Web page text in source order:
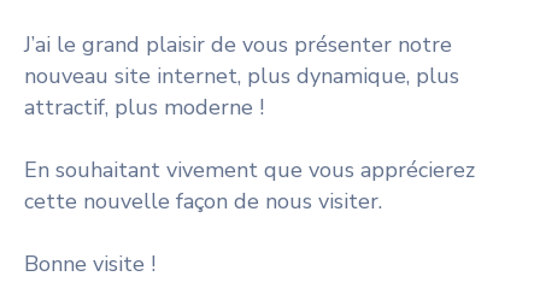
J’ai le grand plaisir de vous présenter notre
nouveau site internet, plus dynamique, plus
attractif, plus moderne !
En souhaitant vivement que vous apprécierez
cette nouvelle façon de nous visiter.
Bonne visite !